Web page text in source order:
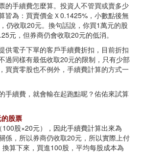
的手續費怎麼算。投資人不管買或賣多少
皆為：買賣價金Ｘ0.1425%，小數點後無
仍收取20元。換句話說，你買1萬元的股
元，但券商仍會收取20元的低消。
供電子下單的客戶手續費折扣，目前折扣
過同樣有最低收取20元的限制，只有少部
買賣零股也不例外，手續費計算的方式一
手續費，就會輸在起跑點呢？佑佑來試算
股票
股×20元），因此手續費計算出來為
係，所以券商仍收取20元，所以實際上付
算下來，買進100股，平均每股成本為